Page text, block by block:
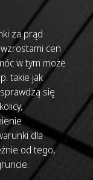
za prąd
cen
w tym może
takie jak
się
dla
od tego,